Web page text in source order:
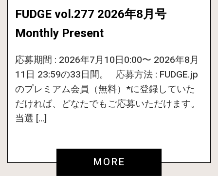
FUDGE vol.277 2026年8月号
Monthly Present
応募期間 : 2026年7月10日0:00〜 2026年8月
11日 23:59の33日間。 応募方法 : FUDGE.jp
のプレミアム会員（無料）*に登録していた
だければ、どなたでもご応募いただけます。
当選 […]
MORE